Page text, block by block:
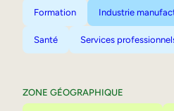
Formation Industrie
Santé Services
ZONE GÉOGRAPHIQUE